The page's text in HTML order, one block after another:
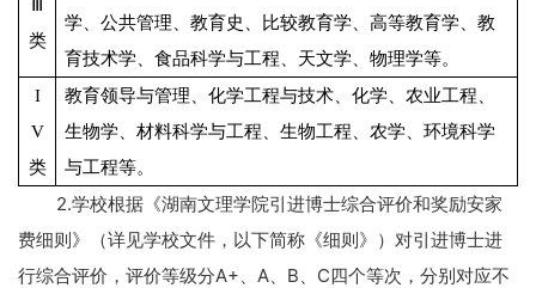
类
学、公共管理、教育史、比较教育学、高等教育学、教
育技术学、食品科学与工程、天文学、物理学等。
I
V
类
教育领导与管理、化学工程与技术、化学、农业工程、
生物学、材料科学与工程、生物工程、农学、环境科学
与工程等。
2.学校根据《湖南文理学院引进博士综合评价和奖励安家
费细则》（详见学校文件，以下简称《细则》）对引进博士进
行综合评价，评价等级分A+、 A、 B、 C四个等次，分别对应不